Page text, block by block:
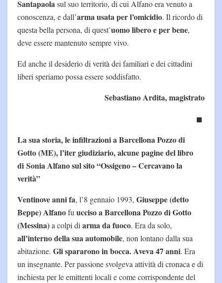
Santapaolasul suo territorio, di cui Alfano era venuto a
conoscenza, e dall’arma usata per l’omicidio. Il ricordo di
questa bella persona, di quest’uomo libero e per bene,
deve essere mantenuto sempre vivo.
Ed anche il desiderio di verità dei familiari e dei cittadini
liberi speriamo possa essere soddisfatto.
Sebastiano Ardita, magistrato
La sua storia, le infiltrazioni a Barcellona Pozzo di
Gotto (ME), l’iter giudiziario, alcune pagine del libro
di Sonia Alfano sul sito “Ossigeno – Cercavano la
verità”
Ventinove anni fa, l’8 gennaio 1993, Giuseppe (detto
Beppe) Alfanofu ucciso a Barcellona Pozzo di Gotto
(Messina)a colpi di arma da fuoco. Era da solo,
all’interno della sua automobile, non lontano dalla sua
abitazione. Gli spararono in bocca. Aveva 47 anni. Era
un insegnante. Per passione svolgeva attività di cronaca e di
inchiesta per le emittenti locali e come corrispondente del